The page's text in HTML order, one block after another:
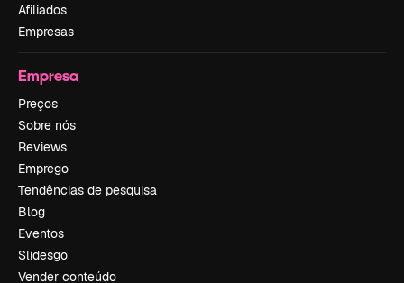
Afiliados
Empresas
Empresa
Preços
Sobre nós
Reviews
Emprego
Tendências de pesquisa
Blog
Eventos
Slidesgo
Vender conteúdo